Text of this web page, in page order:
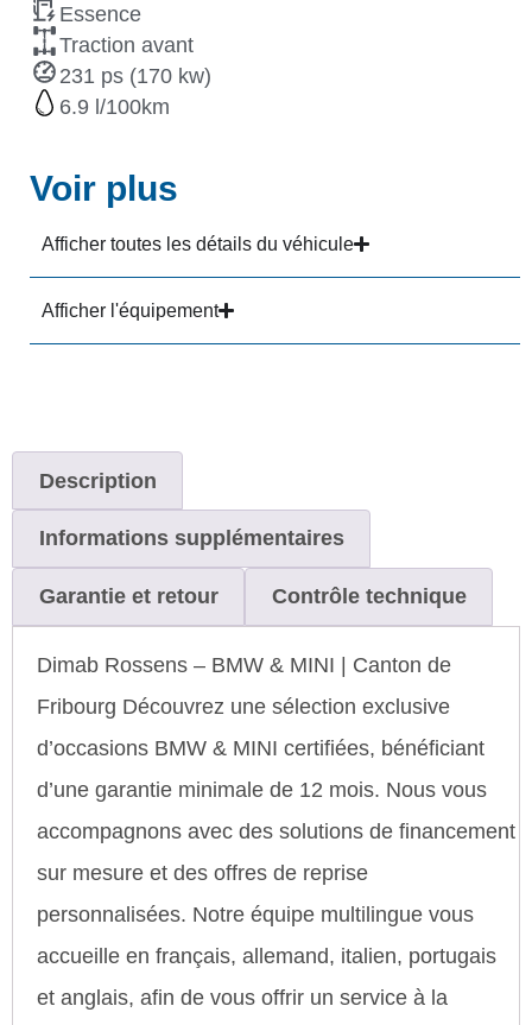
Essence
Traction avant
231 ps (170 kw)
6.9
Voir plus
Afficher toutes les détails du véhicule
Afficher l'équipement
Description
Informations supplémentaires
Garantie et retour Contrôle technique
Dimab Rossens – BMW & MINI | Canton de
Fribourg Découvrez une sélection exclusive
d’occasions BMW & MINI certifiées, bénéficiant
d’une garantie minimale de 12 mois. Nous vous
accompagnons avec des solutions de financement
sur mesure et des offres de reprise
personnalisées. Notre équipe multilingue vous
accueille en français, allemand, italien, portugais
et anglais, afin de vous offrir un service à la